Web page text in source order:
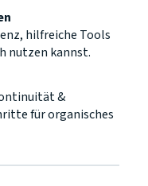
hilfreiche Tools
nutzen kannst.
&
für organisches